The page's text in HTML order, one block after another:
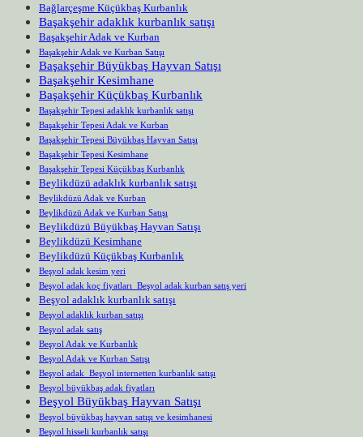
Bağlarçeşme Küçükbaş Kurbanlık
Başakşehir adaklık kurbanlık satışı
Başakşehir Adak ve Kurban
Başakşehir Adak ve Kurban Satışı
Başakşehir Büyükbaş Hayvan Satışı
Başakşehir Kesimhane
Başakşehir Küçükbaş Kurbanlık
Başakşehir Tepesi adaklık kurbanlık satışı
Başakşehir Tepesi Adak ve Kurban
Başakşehir Tepesi Büyükbaş Hayvan Satışı
Başakşehir Tepesi Kesimhane
Başakşehir Tepesi Küçükbaş Kurbanlık
Beylikdüzü adaklık kurbanlık satışı
Beylikdüzü Adak ve Kurban
Beylikdüzü Adak ve Kurban Satışı
Beylikdüzü Büyükbaş Hayvan Satışı
Beylikdüzü Kesimhane
Beylikdüzü Küçükbaş Kurbanlık
Beşyol adak kesim yeri
Beşyol adak koç fiyatları Beşyol adak kurban satış yeri
Beşyol adaklık kurbanlık satışı
Beşyol adaklık kurban satışı
Beşyol adak satış
Beşyol Adak ve Kurbanlık
Beşyol Adak ve Kurban Satışı
Beşyol adak Beşyol internetten kurbanlık satışı
Beşyol büyükbaş adak fiyatları
Beşyol Büyükbaş Hayvan Satışı
Beşyol büyükbaş hayvan satışı ve kesimhanesi
Beşyol hisseli kurbanlık satışı